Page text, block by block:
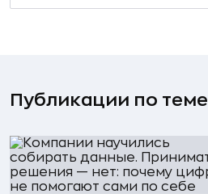
Публикации по теме